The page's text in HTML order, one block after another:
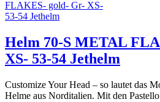
Helm 70-S METAL
XS- 53-54 Jethelm
Customize Your Head – so lautet das
Helme aus Norditalien. Mit den